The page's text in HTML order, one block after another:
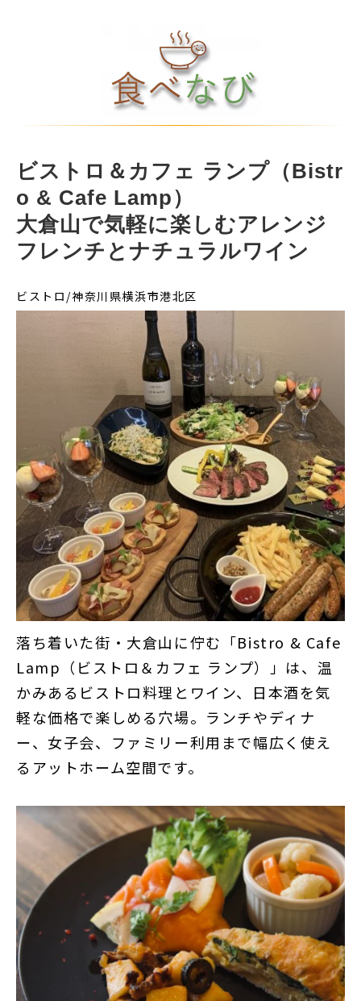
ビストロ＆カフェ ランプ（Bistr
o & Cafe Lamp）
大倉山で気軽に楽しむアレンジ
フレンチとナチュラルワイン
ビストロ/神奈川県横浜市港北区
落ち着いた街・大倉山に佇む「Bistro & Cafe
Lamp（ビストロ＆カフェ ランプ）」は、温
かみあるビストロ料理とワイン、日本酒を気
軽な価格で楽しめる穴場。ランチやディナ
ー、女子会、ファミリー利用まで幅広く使え
るアットホーム空間です。